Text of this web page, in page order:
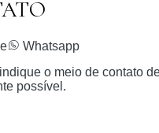
Whatsapp
o meio de contato
possível.